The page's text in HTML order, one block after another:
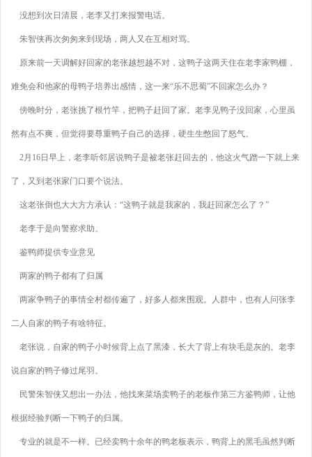
没想到次日清晨，老李又打来报警电话。
朱智侠再次匆匆来到现场，两人又在互相对骂。
原来前一天调解好回家的老张越想越不对，这鸭子这两天住在老李家鸭棚，
难免会和他家的母鸭子培养出感情，这一来“乐不思蜀”不回家怎么办？
傍晚时分，老张挑了根竹竿，把鸭子赶回了家。老李见鸭子没回家，心里虽
然有点不爽，但觉得要尊重鸭子自己的选择，硬生生憋回了怒气。
2月16日早上，老李听邻居说鸭子是被老张赶回去的，他这火气蹭一下就上来
了，又到老张家门口要个说法。
这老张倒也大大方方承认：“这鸭子就是我家的，我赶回家怎么了？”
老李于是向警察求助。
鉴鸭师提供专业意见
两家的鸭子都有了归属
两家争鸭子的事情全村都传遍了，好多人都来围观。人群中，也有人问张李
二人自家的鸭子有啥特征。
老张说，自家的鸭子小时候背上点了黑漆，长大了背上有块毛是灰的。老李
说自家的鸭子修过尾羽。
民警朱智侠又想出一办法，他找来菜场卖鸭子的老板作第三方鉴鸭师，让他
根据经验判断一下鸭子的归属。
专业的就是不一样。已经卖鸭十余年的鸭老板表示，鸭背上的黑毛虽然判断